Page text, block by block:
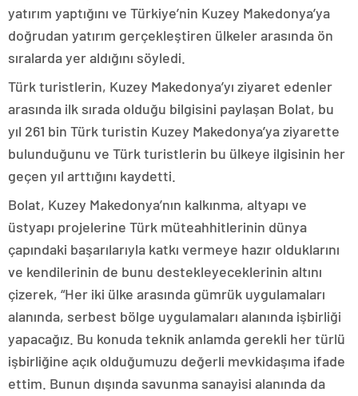
yatırım yaptığını ve Türkiye’nin Kuzey Makedonya’ya
doğrudan yatırım gerçekleştiren ülkeler arasında ön
sıralarda yer aldığını söyledi.
Türk turistlerin, Kuzey Makedonya’yı ziyaret edenler
arasında ilk sırada olduğu bilgisini paylaşan Bolat, bu
yıl 261 bin Türk turistin Kuzey Makedonya’ya ziyarette
bulunduğunu ve Türk turistlerin bu ülkeye ilgisinin her
geçen yıl arttığını kaydetti.
Bolat, Kuzey Makedonya’nın kalkınma, altyapı ve
üstyapı projelerine Türk müteahhitlerinin dünya
çapındaki başarılarıyla katkı vermeye hazır olduklarını
ve kendilerinin de bunu destekleyeceklerinin altını
çizerek, “Her iki ülke arasında gümrük uygulamaları
alanında, serbest bölge uygulamaları alanında işbirliği
yapacağız. Bu konuda teknik anlamda gerekli her türlü
işbirliğine açık olduğumuzu değerli mevkidaşıma ifade
ettim. Bunun dışında savunma sanayisi alanında da